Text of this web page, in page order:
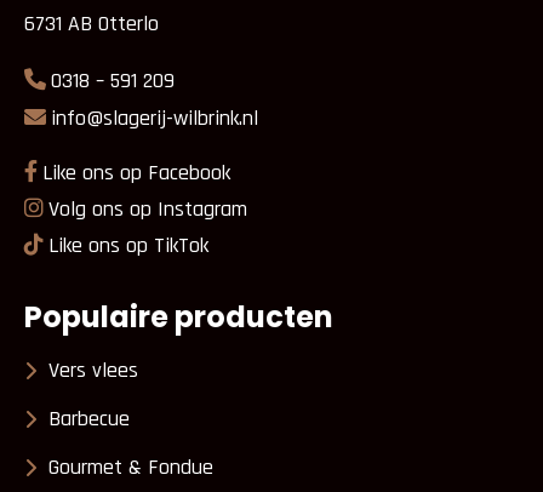
6731 AB Otterlo
0318 – 591 209
info@slagerij-wilbrink.nl
Like ons op Facebook
Volg ons op Instagram
Like ons op TikTok
Populaire producten
Vers vlees
Barbecue
Gourmet & Fondue